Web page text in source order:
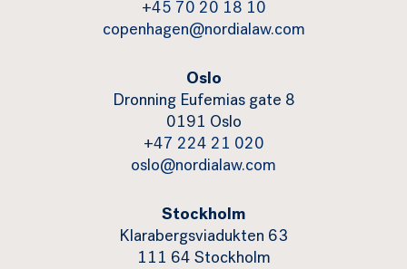
+45 70 20 18 10
copenhagen@nordialaw.com
Oslo
Dronning Eufemias gate 8
0191 Oslo
+47 224 21 020
oslo@nordialaw.com
Stockholm
Klarabergsviadukten 63
111 64 Stockholm